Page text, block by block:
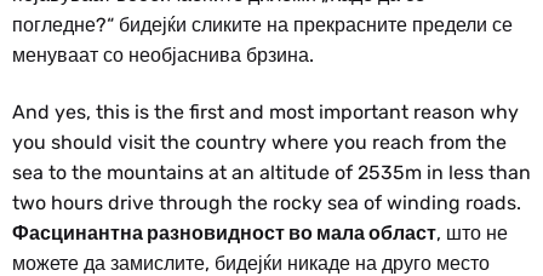
погледне?“ бидејќи сликите на прекрасните предели се
менуваат со необјаснива брзина.
And yes, this is the first and most important reason why
you should visit the country where you reach from the
sea to the mountains at an altitude of 2535m in less than
two hours drive through the rocky sea of winding roads.
Фасцинантна разновидност во мала област, што не
можете да замислите, бидејќи никаде на друго место